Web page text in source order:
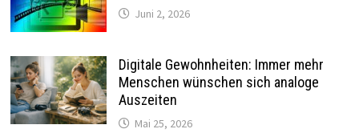
Juni 2, 2026
Digitale Gewohnheiten: Immer mehr
Menschen wünschen sich analoge
Auszeiten
Mai 25, 2026